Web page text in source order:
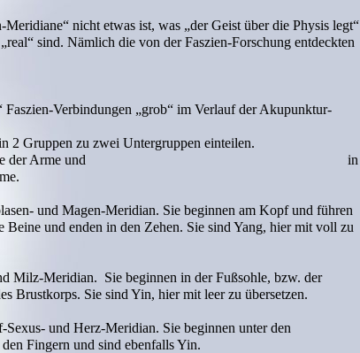
nicht etwas ist, was „der Geist über die Physis legt“
sind. Nämlich die von der Faszien-Forschung entdeckten
Verbindungen „grob“ im Verlauf der Akupunktur-
2 Gruppen zu zwei Untergruppen einteilen.
die Yang-Meridiane der Arme und in
und Magen-Meridian. Sie beginnen am Kopf und führen
und enden in den Zehen. Sie sind Yang, hier mit voll zu
Milz-Meridian. Sie beginnen in der Fußsohle, bzw. der
Brustkorps. Sie sind Yin, hier mit leer zu übersetzen.
und Herz-Meridian. Sie beginnen unter den
Fingern und sind ebenfalls Yin.